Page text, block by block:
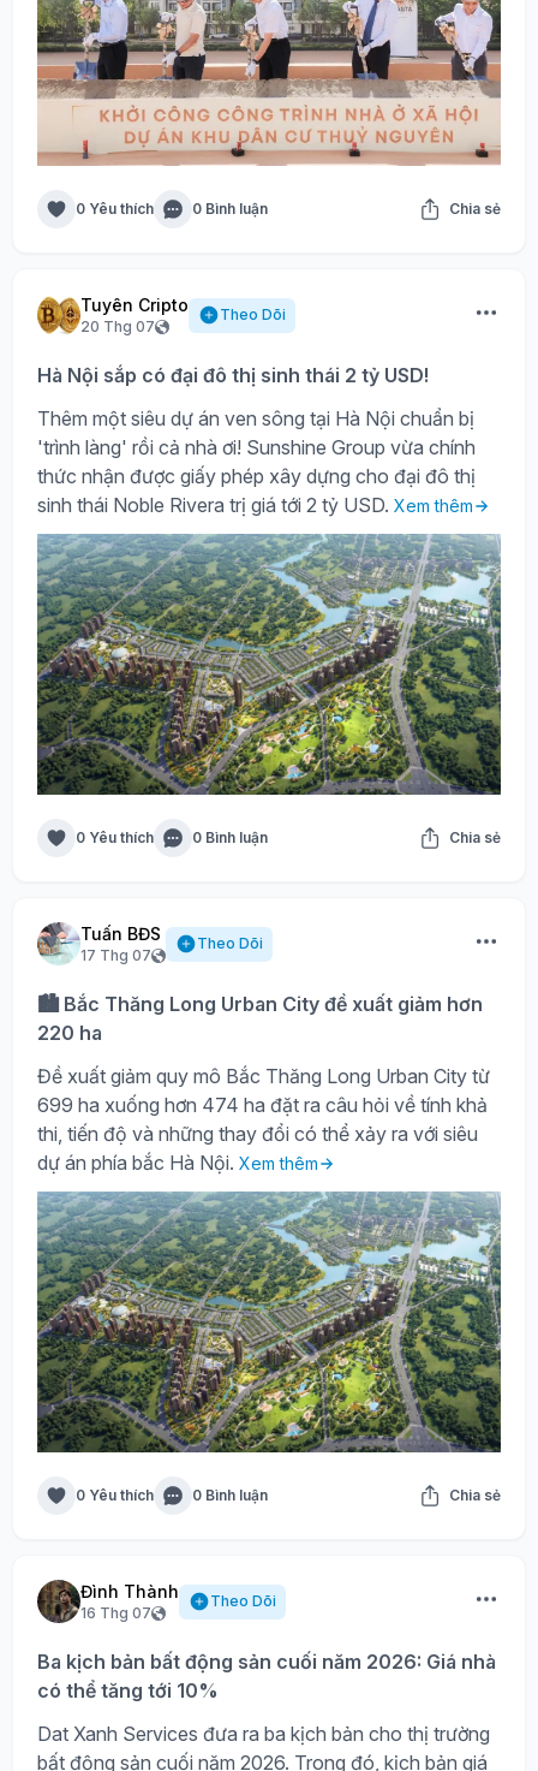
0 Yêu thích 0 Bình luận Chia sẻ
Tuyên Cripto
20 Thg 07
Theo Dõi
Hà Nội sắp có đại đô thị sinh thái 2 tỷ USD!
Thêm một siêu dự án ven sông tại Hà Nội chuẩn bị
'trình làng' rồi cả nhà ơi! Sunshine Group vừa chính
thức nhận được giấy phép xây dựng cho đại đô thị
sinh thái Noble Rivera trị giá tới 2 tỷ USD. Xem thêm
0 Yêu thích 0 Bình luận Chia sẻ
Tuấn BĐS
17 Thg 07
Theo Dõi
🏙️ Bắc Thăng Long Urban City đề xuất giảm hơn
220 ha
Đề xuất giảm quy mô Bắc Thăng Long Urban City từ
699 ha xuống hơn 474 ha đặt ra câu hỏi về tính khả
thi, tiến độ và những thay đổi có thể xảy ra với siêu
dự án phía bắc Hà Nội. Xem thêm
0 Yêu thích 0 Bình luận Chia sẻ
Đình Thành
16 Thg 07
Theo Dõi
Ba kịch bản bất động sản cuối năm 2026: Giá nhà
có thể tăng tới 10%
Dat Xanh Services đưa ra ba kịch bản cho thị trường
bất động sản cuối năm 2026. Trong đó, kịch bản giá